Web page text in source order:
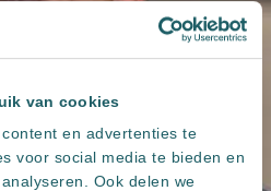
van cookies
en advertenties te
voor social media te bieden en
Ook delen we